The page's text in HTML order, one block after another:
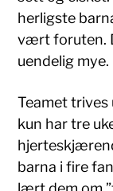
herligste
vært foruten.
uendelig mye.
Teamet trives
kun har tre
barna i fire